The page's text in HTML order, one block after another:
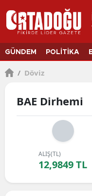
GÜNDEM POLİTİKA
/ Döviz
BAE Dirhemi
ALIŞ(TL)
12,9849 TL